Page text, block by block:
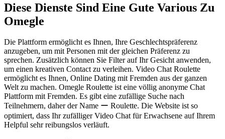
Diese Dienste Sind Eine Gute Various Zu
Omegle
Die Plattform ermöglicht es Ihnen, Ihre Geschlechtspräferenz
anzugeben, um mit Personen mit der gleichen Präferenz zu
sprechen. Zusätzlich können Sie Filter auf Ihr Gesicht anwenden,
um einen kreativen Contact zu verleihen. Video Chat Roulette
ermöglicht es Ihnen, Online Dating mit Fremden aus der ganzen
Welt zu machen. Omegle Roulette ist eine völlig anonyme Chat
Plattform mit Fremden. Es gibt eine zufällige Suche nach
Teilnehmern, daher der Name ー Roulette. Die Website ist so
optimiert, dass Ihr zufälliger Video Chat für Erwachsene auf Ihrem
Helpful sehr reibungslos verläuft.